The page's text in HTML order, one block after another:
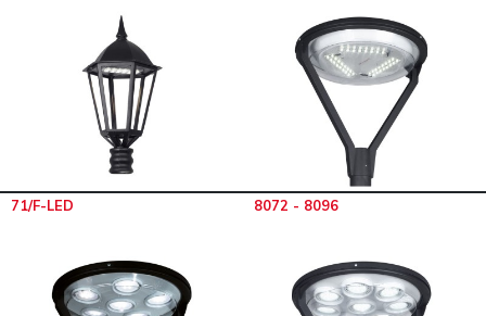
71/F-LED 8072 - 8096